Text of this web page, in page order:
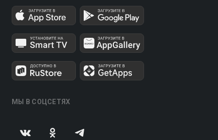
МЫ В СОЦСЕТЯХ